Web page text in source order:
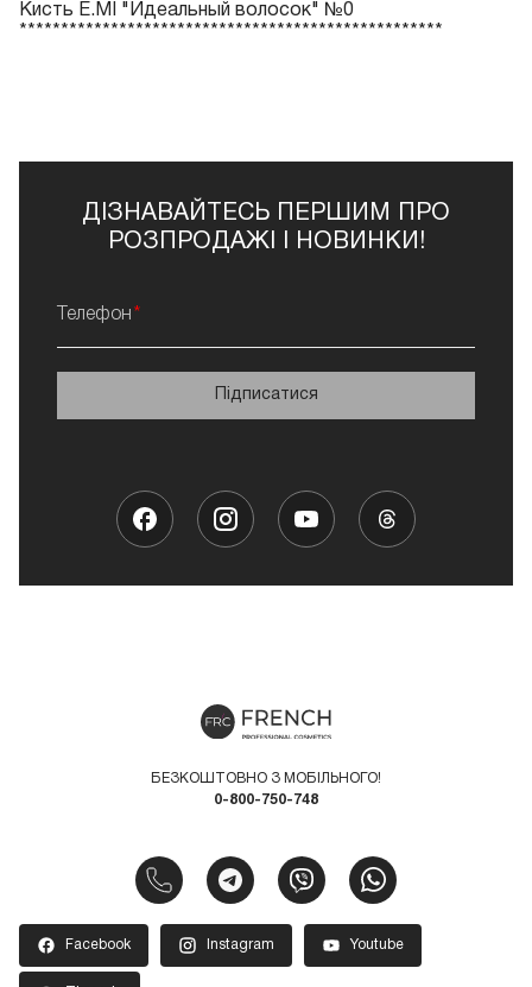
Кисть E.MI "Идеальный волосок" №0
***************************************************
ДІЗНАВАЙТЕСЬ ПЕРШИМ ПРО
РОЗПРОДАЖІ І НОВИНКИ!
Телефон
Підписатися
БЕЗКОШТОВНО З МОБІЛЬНОГО!
0-800-750-748
Facebook Instagram Youtube